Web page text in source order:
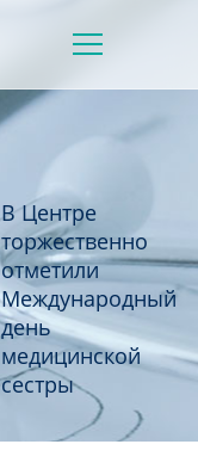
В Центре
торжественно
отметили
Международный
день
медицинской
сестры